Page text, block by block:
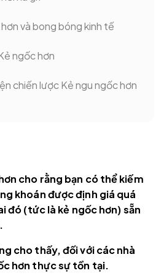
và bong bóng kinh tế
ngốc hơn
chiến lược Kẻ ngu ngốc hơn
cho rằng bạn có thể kiếm
khoán được định giá quá
đó (tức là kẻ ngốc hơn) sẵn
cho thấy, đối với các nhà
hơn thực sự tồn tại.